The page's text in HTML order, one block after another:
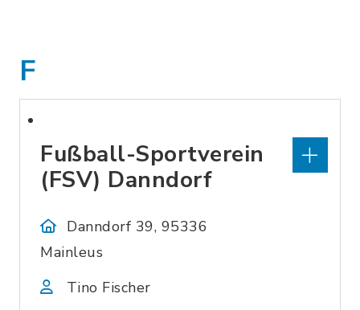
F
Fußball-Sportverein
(FSV) Danndorf
Danndorf 39, 95336
Mainleus
Tino Fischer